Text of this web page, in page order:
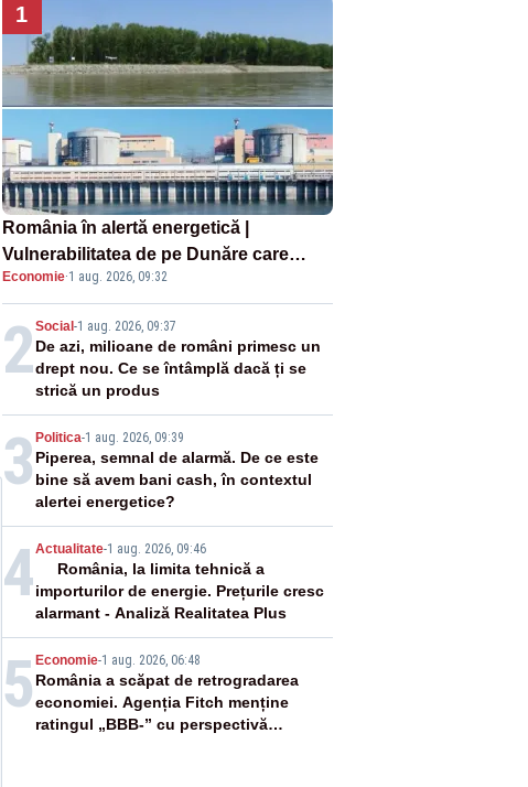
1
România în alertă energetică |
Vulnerabilitatea de pe Dunăre care
pune în pericol Centrala Cernavodă era
cunoscută de pe vremea lui Ceaușescu
Economie·1 aug. 2026, 09:32
2Social -1 aug. 2026, 09:37
De azi, milioane de români primesc un
drept nou. Ce se întâmplă dacă ți se
strică un produs
3 Politica-1 aug. 2026, 09:39
Piperea, semnal de alarmă. De ce este
bine să avem bani cash, în contextul
alertei energetice?
4Actualitate-1 aug. 2026, 09:46
România, la limita tehnică a
importurilor de energie. Prețurile cresc
alarmant - Analiză Realitatea Plus
5 Economie-1 aug. 2026, 06:48
România a scăpat de retrogradarea
economiei. Agenția Fitch menține
ratingul „BBB-” cu perspectivă